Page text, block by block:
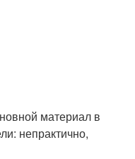
материал в
непрактично,